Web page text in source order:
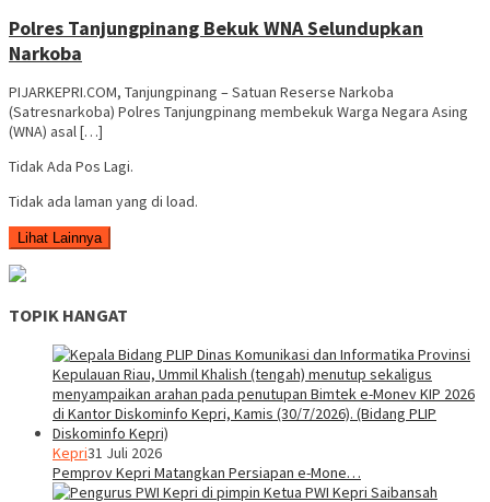
Polres Tanjungpinang Bekuk WNA Selundupkan
Narkoba
PIJARKEPRI.COM, Tanjungpinang – Satuan Reserse Narkoba
(Satresnarkoba) Polres Tanjungpinang membekuk Warga Negara Asing
(WNA) asal […]
Tidak Ada Pos Lagi.
Tidak ada laman yang di load.
Lihat Lainnya
TOPIK HANGAT
Kepri31 Juli 2026
Pemprov Kepri Matangkan Persiapan e-Mone…